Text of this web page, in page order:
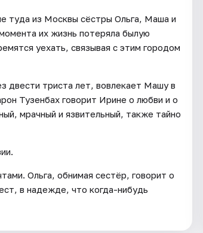
туда из Москвы сёстры Ольга, Маша и
их жизнь потеряла былую
уехать, связывая с этим городом
триста лет, вовлекает Машу в
Тузенбах говорит Ирине о любви и о
мрачный и язвительный, также тайно
Ольга, обнимая сестёр, говорит о
в надежде, что когда-нибудь